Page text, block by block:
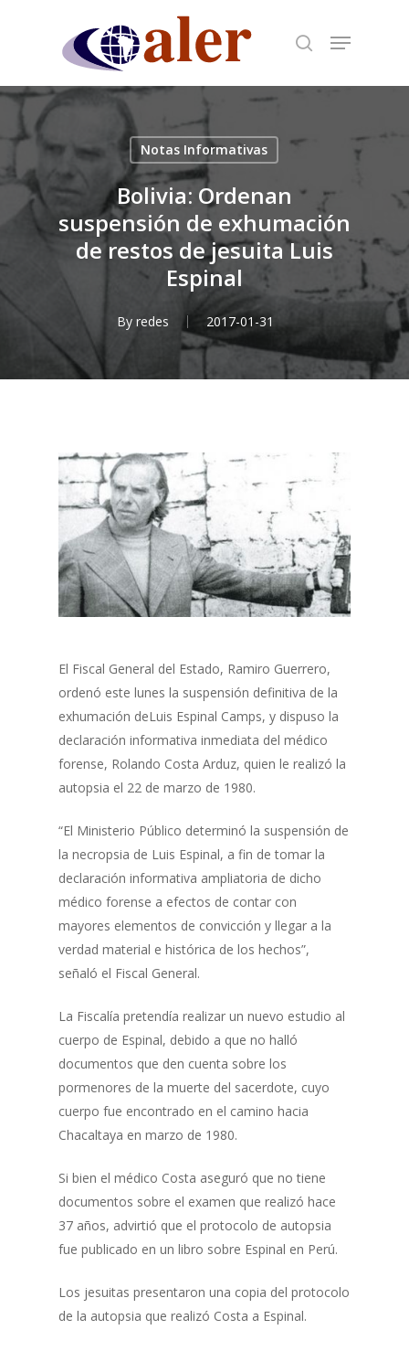
content
Notas Informativas
Bolivia: Ordenan
suspensión de exhumación
de restos de jesuita Luis
Espinal
By redes 2017-01-31
El Fiscal General del Estado, Ramiro Guerrero,
ordenó este lunes la suspensión definitiva de la
exhumación deLuis Espinal Camps, y dispuso la
declaración informativa inmediata del médico
forense, Rolando Costa Arduz, quien le realizó la
autopsia el 22 de marzo de 1980.
“El Ministerio Público determinó la suspensión de
la necropsia de Luis Espinal, a fin de tomar la
declaración informativa ampliatoria de dicho
médico forense a efectos de contar con
mayores elementos de convicción y llegar a la
verdad material e histórica de los hechos”,
señaló el Fiscal General.
La Fiscalía pretendía realizar un nuevo estudio al
cuerpo de Espinal, debido a que no halló
documentos que den cuenta sobre los
pormenores de la muerte del sacerdote, cuyo
cuerpo fue encontrado en el camino hacia
Chacaltaya en marzo de 1980.
Si bien el médico Costa aseguró que no tiene
documentos sobre el examen que realizó hace
37 años, advirtió que el protocolo de autopsia
fue publicado en un libro sobre Espinal en Perú.
Los jesuitas presentaron una copia del protocolo
de la autopsia que realizó Costa a Espinal.